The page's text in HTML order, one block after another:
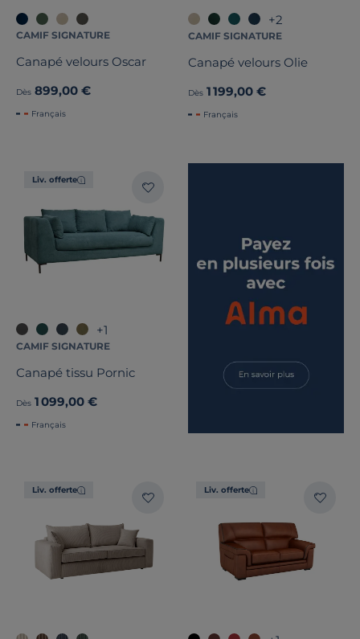
CAMIF SIGNATURE
Canapé velours Oscar
Dès 899,00 €
Français
+2
CAMIF SIGNATURE
Canapé velours Olie
Dès 1 199,00 €
Français
Liv. offerte
+1
CAMIF SIGNATURE
Canapé tissu Pornic
Dès 1 099,00 €
Français
Liv. offerte Liv. offerte